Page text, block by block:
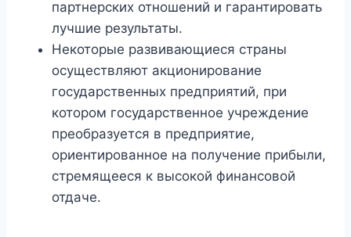
партнерских отношений и гарантировать
лучшие результаты.
Некоторые развивающиеся страны
осуществляют акционирование
государственных предприятий, при
котором государственное учреждение
преобразуется в предприятие,
ориентированное на получение прибыли,
стремящееся к высокой финансовой
отдаче.